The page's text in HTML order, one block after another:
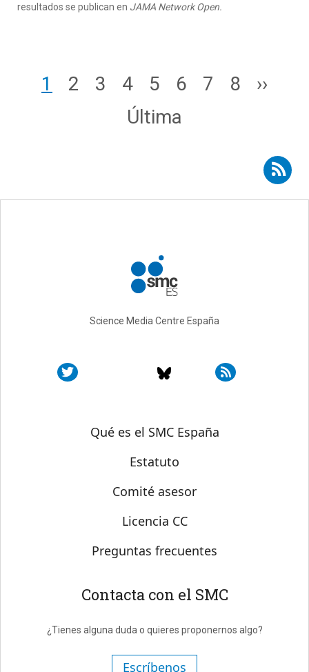
resultados se publican en JAMA Network Open.
Page
1 Page
2 Page
3 Page
4 Page
5 Page
6 Page
7 Page
8
››
Última página
Última
Suscribirse a RSS - infancia
Science Media Centre España
Sobre SMC España
Qué es el SMC España
Estatuto
Comité asesor
Licencia CC
Preguntas frecuentes
Contacta con el SMC
¿Tienes alguna duda o quieres proponernos algo?
Escríbenos